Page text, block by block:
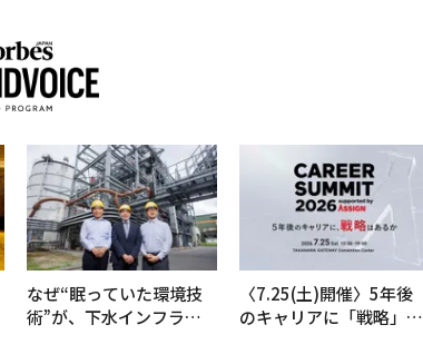
なぜ“眠っていた環境技
術”が、下水インフラを
〈7.25(土)開催〉5年後
のキャリアに「戦略」は